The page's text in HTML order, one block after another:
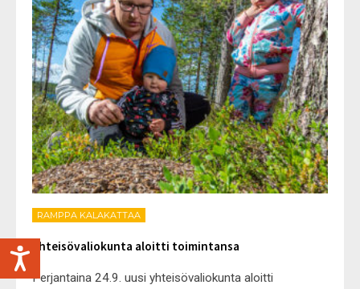
RAMPPA KALAKATTAA
Yhteisövaliokunta aloitti toimintansa
Perjantaina 24.9. uusi yhteisövaliokunta aloitti